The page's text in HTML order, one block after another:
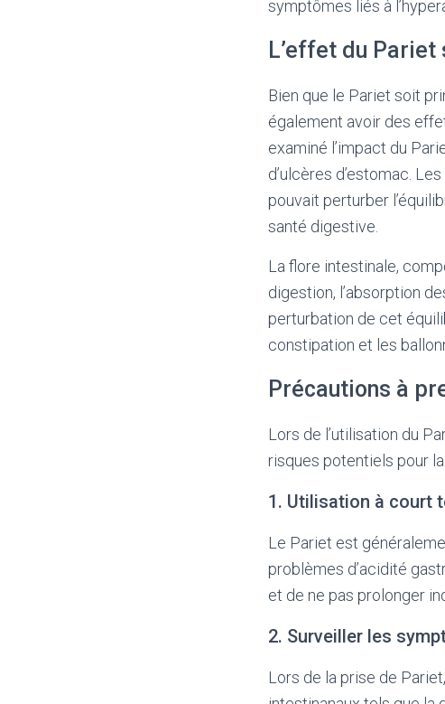
symptômes liés à
L’effet du
Bien que le Pariet soit
également avoir des
examiné l’impact du
d’ulcères d’estomac.
pouvait perturber
santé digestive.
La flore intestinale,
digestion, l’absorption
perturbation de cet
constipation et les
Précautions à
Lors de l’utilisation du
risques potentiels pour
1. Utilisation à court
Le Pariet est
problèmes d’acidité
et de ne pas prolonger
2. Surveiller les
Lors de la prise de